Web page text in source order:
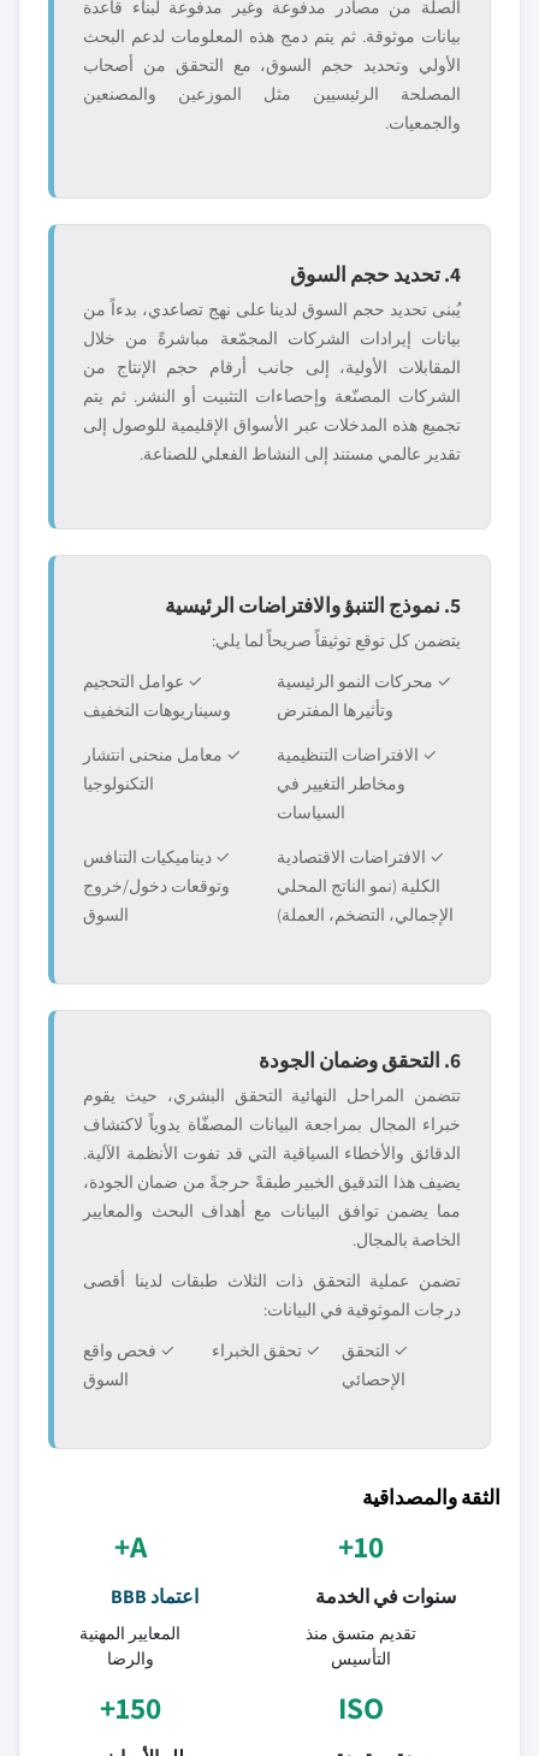
الصلة من مصادر مدفوعة وغير مدفوعة لبناء قاعدة
بيانات موثوقة. ثم يتم دمج هذه المعلومات لدعم البحث
الأولي وتحديد حجم السوق، مع التحقق من أصحاب
المصلحة الرئيسيين مثل الموزعين والمصنعين
والجمعيات.
4. تحديد حجم السوق
يُبنى تحديد حجم السوق لدينا على نهج تصاعدي، بدءاً من
بيانات إيرادات الشركات المجمّعة مباشرةً من خلال
المقابلات الأولية، إلى جانب أرقام حجم الإنتاج من
الشركات المصنّعة وإحصاءات التثبيت أو النشر. ثم يتم
تجميع هذه المدخلات عبر الأسواق الإقليمية للوصول إلى
تقدير عالمي مستند إلى النشاط الفعلي للصناعة.
5. نموذج التنبؤ والافتراضات الرئيسية
يتضمن كل توقع توثيقاً صريحاً لما يلي:
✓ محركات النمو الرئيسية
وتأثيرها المفترض
✓ عوامل التحجيم
وسيناريوهات التخفيف
✓ الافتراضات التنظيمية
ومخاطر التغيير في
السياسات
✓ معامل منحنى انتشار
التكنولوجيا
✓ الافتراضات الاقتصادية
الكلية (نمو الناتج المحلي
الإجمالي، التضخم، العملة)
✓ ديناميكيات التنافس
وتوقعات دخول/خروج
السوق
6. التحقق وضمان الجودة
تتضمن المراحل النهائية التحقق البشري، حيث يقوم
خبراء المجال بمراجعة البيانات المصفّاة يدوياً لاكتشاف
الدقائق والأخطاء السياقية التي قد تفوت الأنظمة الآلية.
يضيف هذا التدقيق الخبير طبقةً حرجةً من ضمان الجودة،
مما يضمن توافق البيانات مع أهداف البحث والمعايير
الخاصة بالمجال.
تضمن عملية التحقق ذات الثلاث طبقات لدينا أقصى
درجات الموثوقية في البيانات:
✓ التحقق
الإحصائي
✓ تحقق الخبراء
✓ فحص واقع
السوق
الثقة والمصداقية
10+
سنوات في الخدمة
تقديم متسق منذ
التأسيس
A+
اعتماد BBB
المعايير المهنية
والرضا
ISO
150+